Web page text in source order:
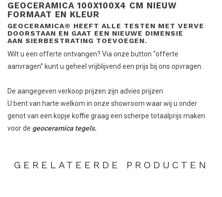
GEOCERAMICA 100X100X4 CM NIEUW
FORMAAT EN KLEUR
GEOCERAMICA® HEEFT ALLE TESTEN MET VERVE
DOORSTAAN EN GAAT EEN NIEUWE DIMENSIE
AAN SIERBESTRATING TOEVOEGEN.
Wilt u een offerte ontvangen? Via onze button “offerte
aanvragen” kunt u geheel vrijblijvend een prijs bij ons opvragen.
De aangegeven verkoop prijzen zijn advies prijzen.
U bent van harte welkom in onze showroom waar wij u onder
genot van een kopje koffie graag een scherpe totaalprijs maken
voor de geoceramica tegels.
GERELATEERDE PRODUCTEN